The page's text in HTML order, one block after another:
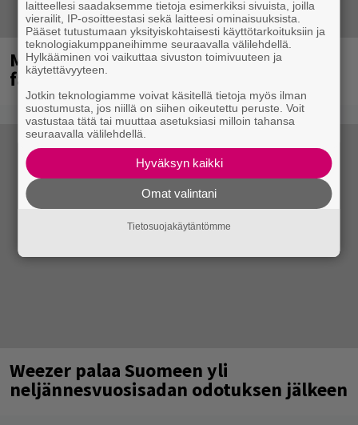
Mainioita uutisia Remu Aaltosen
faneille
Weezer palaa Suomeen yli
neljännesvuosisadan odotuksen jälkeen
laitteellesi saadaksemme tietoja esimerkiksi sivuista, joilla
vierailit, IP-osoitteestasi sekä laitteesi ominaisuuksista.
Pääset tutustumaan yksityiskohtaisesti käyttötarkoituksiin ja
teknologiakumppaneihimme seuraavalla välilehdellä.
Hylkääminen voi vaikuttaa sivuston toimivuuteen ja
käytettävyyteen.
Jotkin teknologiamme voivat käsitellä tietoja myös ilman
suostumusta, jos niillä on siihen oikeutettu peruste. Voit
vastustaa tätä tai muuttaa asetuksiasi milloin tahansa
seuraavalla välilehdellä.
Hyväksyn kaikki
Omat valintani
Tietosuojakäytäntömme